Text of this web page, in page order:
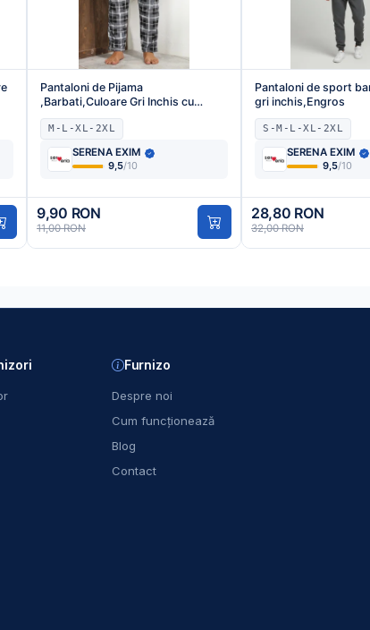
Pantaloni de Pijama
,Barbati,Culoare Gri Inchis cu
Negru,Engros
M-L-XL-2XL
SERENA EXIM
9,5/10
9,90 RON
11,00 RON
Pantaloni de sport
gri inchis,Engros
S-M-L-XL-2XL
SERENA EXIM
9,5/10
28,80 RON
32,00 RON
Furnizo
Despre noi
Cum funcționează
Blog
Contact